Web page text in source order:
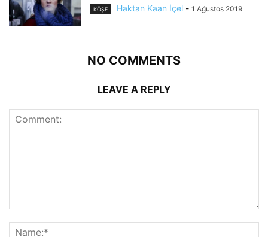
KÖŞE Haktan Kaan İçel - 1 Ağustos 2019
NO COMMENTS
LEAVE A REPLY